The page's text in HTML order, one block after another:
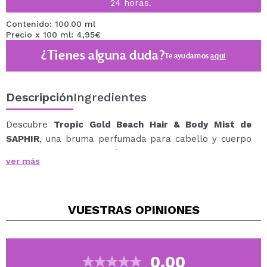
24 horas.
Contenido: 100.00 ml
Precio x 100 ml: 4,95€
¿Tienes alguna duda?Te ayudamosaquí
DescripciónIngredientes
Descubre Tropic Gold Beach Hair & Body Mist de
SAPHIR, una bruma perfumada para cabello y cuerpo
que aporta un aroma cálido, dulce y envolvente a tu
rutina diaria.
la calidez de un atardecer.
que el caramelo salado añade un toque dulce, tostado
ver más
VUESTRAS OPINIONES
0.00